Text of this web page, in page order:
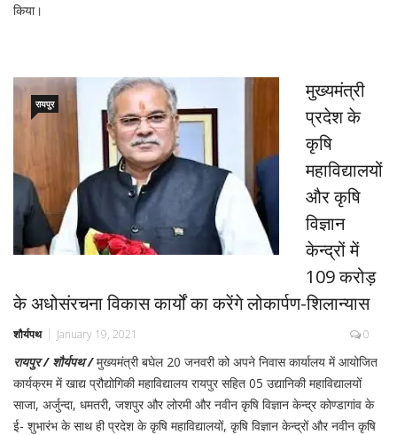
किया।
रायपुर
मुख्यमंत्री
प्रदेश के
कृषि
महाविद्यालयों
और कृषि
विज्ञान
केन्द्रों में
109 करोड़
के अधोसंरचना विकास कार्यों का करेंगे लोकार्पण-शिलान्यास
शौर्यपथ January 19, 2021 0
रायपुर / शौर्यपथ /मुख्यमंत्री बघेल 20 जनवरी को अपने निवास कार्यालय में आयोजित
कार्यक्रम में खाद्य प्रौद्योगिकी महाविद्यालय रायपुर सहित 05 उद्यानिकी महाविद्यालयों
साजा, अर्जुन्दा, धमतरी, जशपुर और लोरमी और नवीन कृषि विज्ञान केन्द्र कोण्डागांव के
ई- शुभारंभ के साथ ही प्रदेश के कृषि महाविद्यालयों, कृषि विज्ञान केन्द्रों और नवीन कृषि